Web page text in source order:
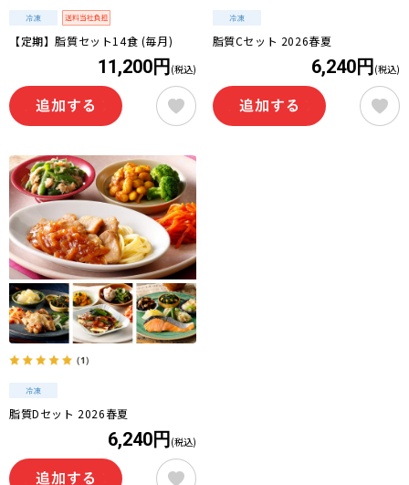
【定期】脂質セット14食 (毎月)
11,200円 (税込)
脂質Cセット 2026春夏
6,240円 (税込)
（1）
脂質Dセット 2026春夏
6,240円 (税込)